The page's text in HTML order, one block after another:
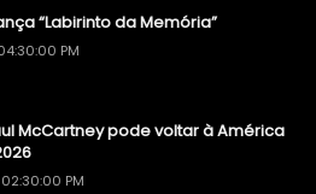
“Labirinto da Memória”
PM
McCartney pode voltar à América
PM